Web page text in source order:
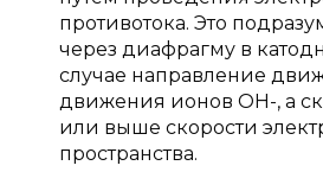
противотока. Это
через диафрагму в
случае направление
движения ионов OH-, а
или выше скорости
пространства.